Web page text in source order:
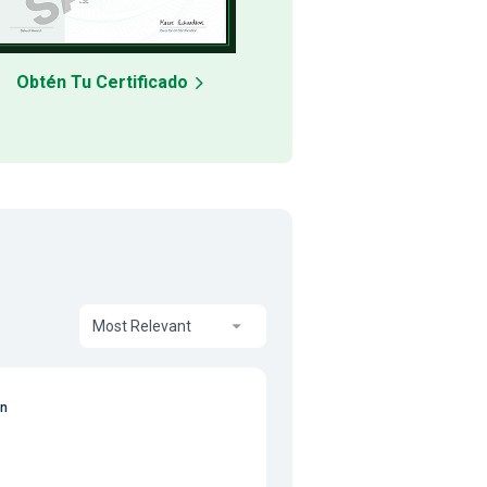
Obtén Tu Certificado
Most Relevant